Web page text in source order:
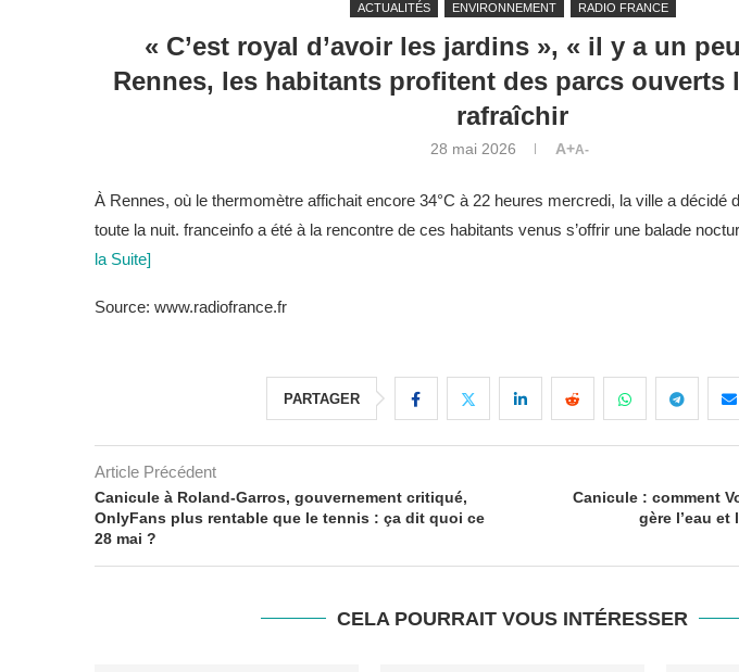
ACTUALITÉS ENVIRONNEMENT RADIO FRANCE
« C’est royal d’avoir les jardins », « il y a un
Rennes, les habitants profitent des parcs ouverts
rafraîchir
28 mai 2026 A+A-
À Rennes, où le thermomètre affichait encore 34°C à 22 heures mercredi, la ville a décidé
toute la nuit. franceinfo a été à la rencontre de ces habitants venus s’offrir une balade
la Suite]
Source: www.radiofrance.fr
PARTAGER
Article Précédent
Canicule à Roland-Garros, gouvernement critiqué,
OnlyFans plus rentable que le tennis : ça dit quoi ce
28 mai ?
Canicule : comment
gère l’eau
CELA POURRAIT VOUS INTÉRESSER